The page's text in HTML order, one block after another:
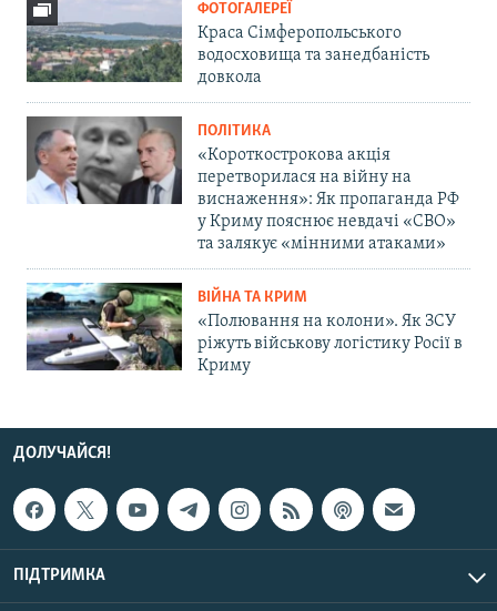
ФОТОГАЛЕРЕЇ
Краса Сімферопольського
водосховища та занедбаність
довкола
ПОЛІТИКА
«Короткострокова акція
перетворилася на війну на
виснаження»: Як пропаганда РФ
у Криму пояснює невдачі «СВО»
та залякує «мінними атаками»
ВІЙНА ТА КРИМ
«Полювання на колони». Як ЗСУ
ріжуть військову логістику Росії в
Криму
ДОЛУЧАЙСЯ!
ПІДТРИМКА